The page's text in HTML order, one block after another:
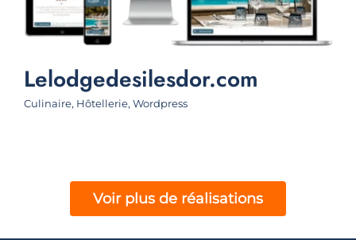
Lelodgedesilesdor.com
Culinaire, Hôtellerie, Wordpress
Voir plus de réalisations